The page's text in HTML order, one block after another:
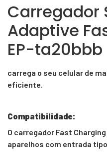
Carregador
Adaptive
EP-ta20bbb
carrega o seu celular de
eficiente.
Compatibilidade:
O carregador Fast
aparelhos com entrada tipo